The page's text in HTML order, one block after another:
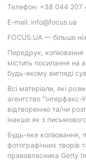
Телефон: +38 044 207
E-mail: info@focus.ua
FOCUS.UA — більше
Передрук, копіювання
містить посилання на
будь-якому вигляді
Всі матеріали, які
агентство
відтворенню та/чи
інакше як з
Будь-яке копіювання,
фотографічних творів
правовласника Getty